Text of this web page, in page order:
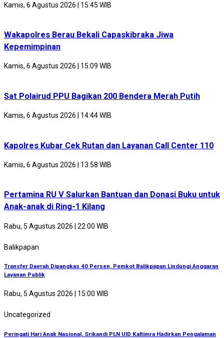
Kamis, 6 Agustus 2026 | 15:45 WIB
Wakapolres Berau Bekali Capaskibraka Jiwa
Kepemimpinan
Kamis, 6 Agustus 2026 | 15:09 WIB
Sat Polairud PPU Bagikan 200 Bendera Merah Putih
Kamis, 6 Agustus 2026 | 14:44 WIB
Kapolres Kubar Cek Rutan dan Layanan Call Center 110
Kamis, 6 Agustus 2026 | 13:58 WIB
Pertamina RU V Salurkan Bantuan dan Donasi Buku untuk
Anak-anak di Ring-1 Kilang
Rabu, 5 Agustus 2026 | 22:00 WIB
Balikpapan
Transfer Daerah Dipangkas 40 Persen, Pemkot Balikpapan Lindungi Anggaran
Layanan Publik
Rabu, 5 Agustus 2026 | 15:00 WIB
Uncategorized
Peringati Hari Anak Nasional, Srikandi PLN UID Kaltimra Hadirkan Pengalaman